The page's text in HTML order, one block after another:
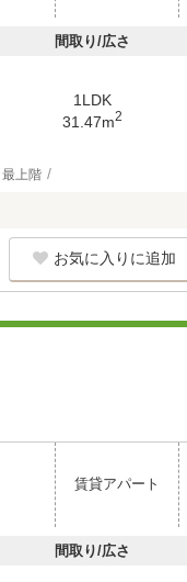
間取り/広さ
1LDK
31.47m2
最上階
お気に入りに追加
賃貸アパート
間取り/広さ